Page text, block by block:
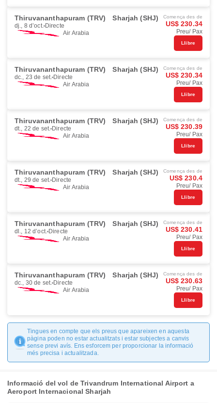
Thiruvananthapuram (TRV) Sharjah (SHJ)
dj., 8 d’oct. Directe
Air Arabia
Comença des de
US$ 230.34
Preu/ Pax
Llibre
Thiruvananthapuram (TRV) Sharjah (SHJ)
dc., 23 de set. Directe
Air Arabia
Comença des de
US$ 230.34
Preu/ Pax
Llibre
Thiruvananthapuram (TRV) Sharjah (SHJ)
dt., 22 de set. Directe
Air Arabia
Comença des de
US$ 230.39
Preu/ Pax
Llibre
Thiruvananthapuram (TRV) Sharjah (SHJ)
dt., 29 de set. Directe
Air Arabia
Comença des de
US$ 230.4
Preu/ Pax
Llibre
Thiruvananthapuram (TRV) Sharjah (SHJ)
dl., 12 d’oct. Directe
Air Arabia
Comença des de
US$ 230.41
Preu/ Pax
Llibre
Thiruvananthapuram (TRV) Sharjah (SHJ)
dc., 30 de set. Directe
Air Arabia
Comença des de
US$ 230.63
Preu/ Pax
Llibre
Tingues en compte que els preus que apareixen en aquesta
pàgina poden no estar actualitzats i estar subjectes a canvis
sense previ avís. Ens esforcem per proporcionar la informació
més precisa i actualitzada.
Informació del vol de Trivandrum International Airport a
Aeroport Internacional Sharjah